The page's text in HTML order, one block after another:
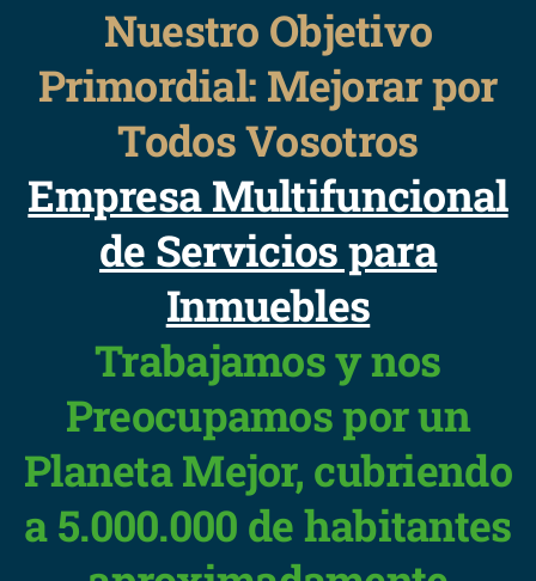
Nuestro Objetivo
Primordial: Mejorar por
Todos Vosotros
Empresa Multifuncional
de Servicios para
Inmuebles
Trabajamos y nos
Preocupamos por un
Planeta Mejor, cubriendo
a 5.000.000 de habitantes